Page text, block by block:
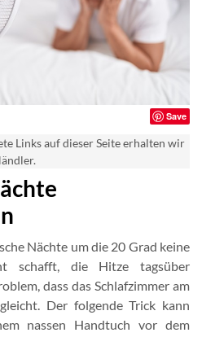
Save
Links auf dieser Seite erhalten wir
Nächte um die 20 Grad keine
schafft, die Hitze tagsüber
dass das Schlafzimmer am
Der folgende Trick kann
nassen Handtuch vor dem